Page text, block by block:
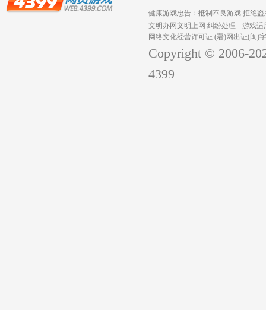
健康游戏忠告：抵制不良游戏 拒绝
文明办网文明上网 纠纷处理
游戏适
网络文化经营许可证:(署)网出证(闽)
Copyright © 2006-
4399